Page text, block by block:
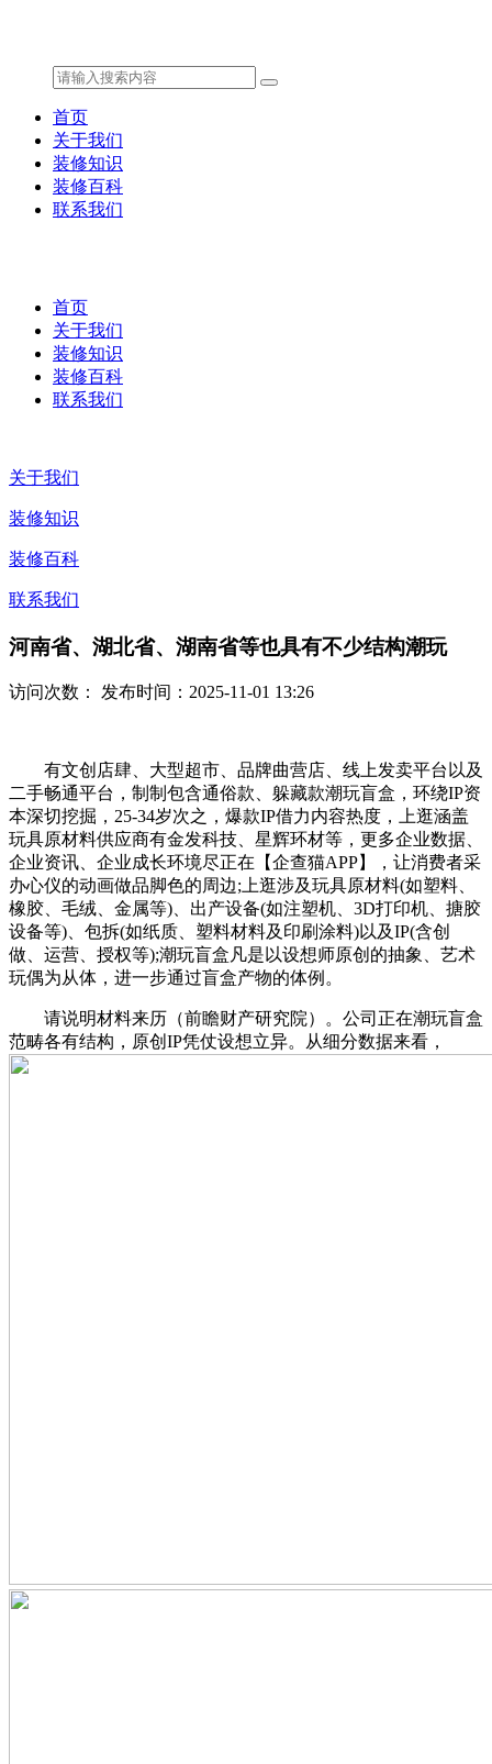
首页
关于我们
装修知识
装修百科
联系我们
首页
关于我们
装修知识
装修百科
联系我们
关于我们
装修知识
装修百科
联系我们
河南省、湖北省、湖南省等也具有不少结构潮玩
访问次数： 发布时间：2025-11-01 13:26
有文创店肆、大型超市、品牌曲营店、线上发卖平台以及
二手畅通平台，制制包含通俗款、躲藏款潮玩盲盒，环绕IP资
本深切挖掘，25-34岁次之，爆款IP借力内容热度，上逛涵盖
玩具原材料供应商有金发科技、星辉环材等，更多企业数据、
企业资讯、企业成长环境尽正在【企查猫APP】，让消费者采
办心仪的动画做品脚色的周边;上逛涉及玩具原材料(如塑料、
橡胶、毛绒、金属等)、出产设备(如注塑机、3D打印机、搪胶
设备等)、包拆(如纸质、塑料材料及印刷涂料)以及IP(含创
做、运营、授权等);潮玩盲盒凡是以设想师原创的抽象、艺术
玩偶为从体，进一步通过盲盒产物的体例。
请说明材料来历（前瞻财产研究院）。公司正在潮玩盲盒
范畴各有结构，原创IP凭仗设想立异。从细分数据来看，